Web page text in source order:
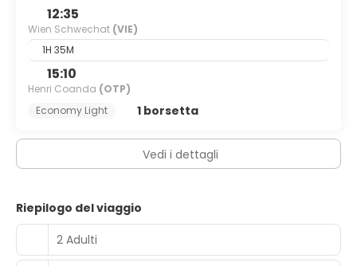
12:35
Wien Schwechat (VIE)
1H 35M
15:10
Henri Coanda (OTP)
Economy Light
1 borsetta
Vedi i dettagli
Riepilogo del viaggio
2 Adulti